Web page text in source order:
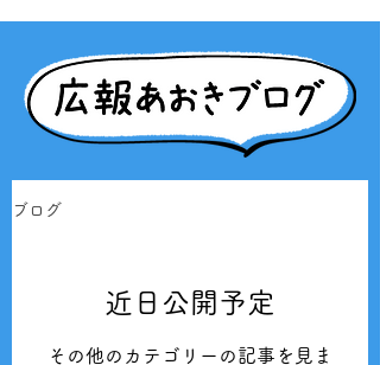
ブログ
近日公開予定
その他のカテゴリーの記事を見ま